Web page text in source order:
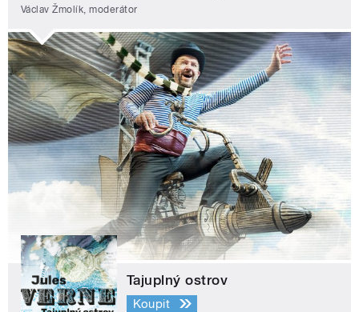
Václav Žmolík, moderátor
Tajuplný ostrov
Koupit